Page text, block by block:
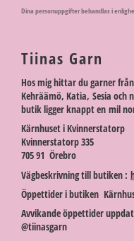
Dina personuppgifter behandlas i
Tiinas Garn
Hos mig hittar du garner
Kehräämö, Katia, Sesia
butik ligger knappt en mil
Kärnhuset i Kvinnerstatorp
Kvinnerstatorp 335
705 91 Örebro
Vägbeskrivning till butiken :
Öppettider i butiken
Avvikande öppettider
@tiinasgarn